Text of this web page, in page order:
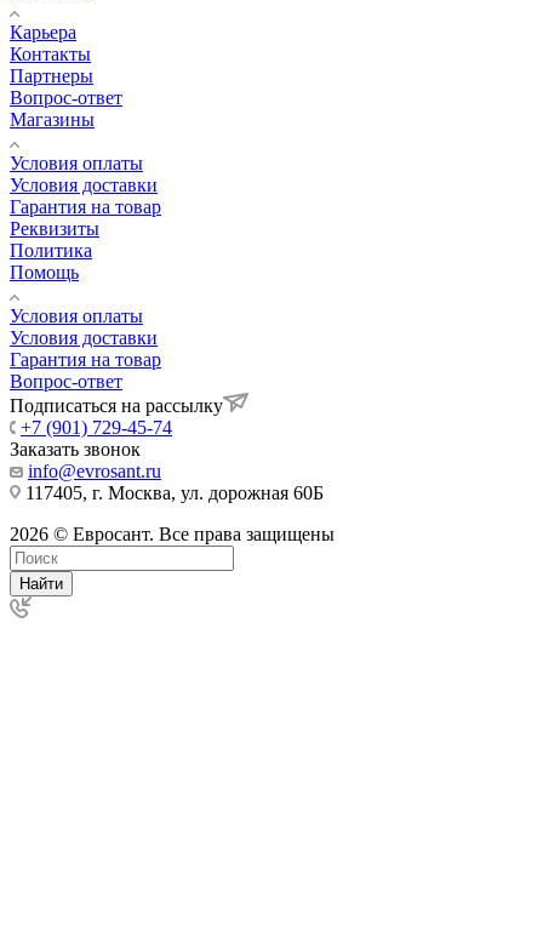
Карьера
Контакты
Партнеры
Вопрос-ответ
Магазины
Условия оплаты
Условия доставки
Гарантия на товар
Реквизиты
Политика
Помощь
Условия оплаты
Условия доставки
Гарантия на товар
Вопрос-ответ
Подписаться на рассылку
+7 (901) 729-45-74
Заказать звонок
info@evrosant.ru
117405, г. Москва, ул. дорожная 60Б
2026 © Евросант. Все права защищены
Найти